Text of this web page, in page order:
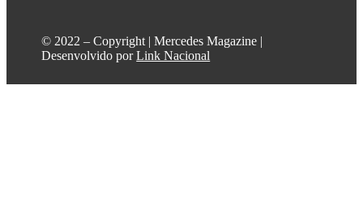
©️ 2022 – Copyright | Mercedes Magazine |
Desenvolvido porLink Nacional